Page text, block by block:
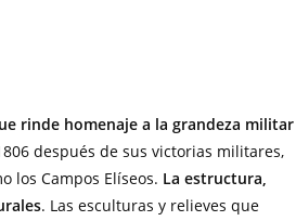
rinde homenaje a la grandeza militar
después de sus victorias militares,
los Campos Elíseos. La estructura,
. Las esculturas y relieves que